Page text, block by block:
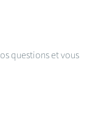
questions et vous